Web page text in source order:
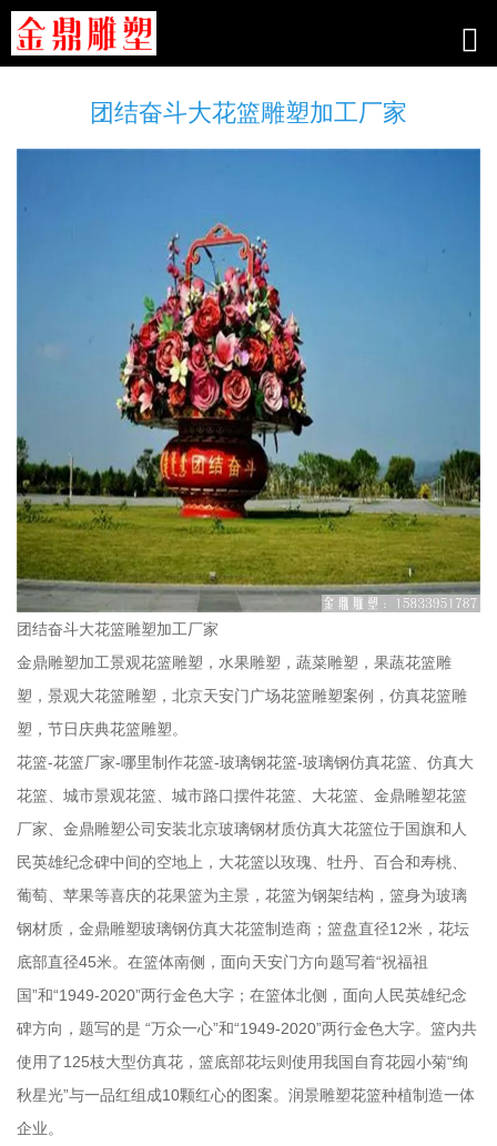
团结奋斗大花篮雕塑加工厂家
团结奋斗大花篮雕塑加工厂家
金鼎雕塑加工景观花篮雕塑，水果雕塑，蔬菜雕塑，果蔬花篮雕
塑，景观大花篮雕塑，北京天安门广场花篮雕塑案例，仿真花篮雕
塑，节日庆典花篮雕塑。
花篮-花篮厂家-哪里制作花篮-玻璃钢花篮-玻璃钢仿真花篮、仿真大
花篮、城市景观花篮、城市路口摆件花篮、大花篮、金鼎雕塑花篮
厂家、金鼎雕塑公司安装北京玻璃钢材质仿真大花篮位于国旗和人
民英雄纪念碑中间的空地上，大花篮以玫瑰、牡丹、百合和寿桃、
葡萄、苹果等喜庆的花果篮为主景，花篮为钢架结构，篮身为玻璃
钢材质，金鼎雕塑玻璃钢仿真大花篮制造商；篮盘直径12米，花坛
底部直径45米。在篮体南侧，面向天安门方向题写着“祝福祖
国”和“1949-2020”两行金色大字；在篮体北侧，面向人民英雄纪念
碑方向，题写的是 “万众一心”和“1949-2020”两行金色大字。篮内共
使用了125枝大型仿真花，篮底部花坛则使用我国自育花园小菊“绚
秋星光”与一品红组成10颗红心的图案。润景雕塑花篮种植制造一体
企业。